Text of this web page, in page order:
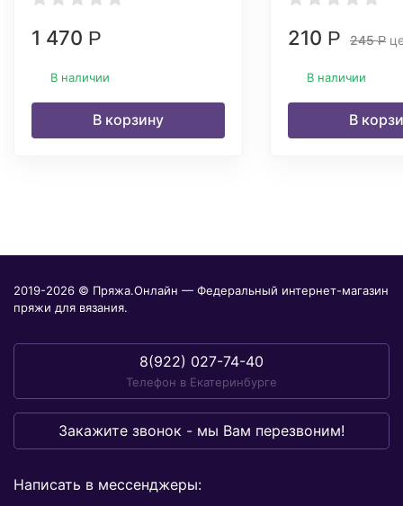
1 470 Р
В наличии
В корзину
210 Р 245Р
В наличии
В
2019-2026 © Пряжа.Онлайн — Федеральный интернет-магазин
пряжи для вязания.
8(922) 027-74-40
Телефон в Екатеринбурге
Закажите звонок - мы Вам перезвоним!
Написать в мессенджеры: